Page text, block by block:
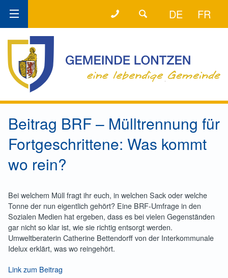
FR
DE
DER DIREKTE DRAHT! +32 (0) 87 89 80 58
Beitrag BRF – Mülltrennung für
Fortgeschrittene: Was kommt
wo rein?
Bei welchem Müll fragt ihr euch, in welchen Sack oder welche
Tonne der nun eigentlich gehört? Eine BRF-Umfrage in den
Sozialen Medien hat ergeben, dass es bei vielen Gegenständen
gar nicht so klar ist, wie sie richtig entsorgt werden.
Umweltberaterin Catherine Bettendorff von der Interkommunale
Idelux erklärt, was wo reingehört.
Link zum Beitrag